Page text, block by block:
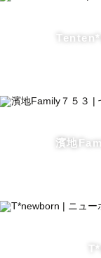
撮影中もお子様
自然な笑顔で家
ます🌱
お子さんのペー
濱地